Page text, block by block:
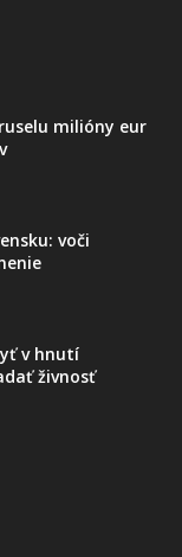
milióny eur
voči
v hnutí
živnosť